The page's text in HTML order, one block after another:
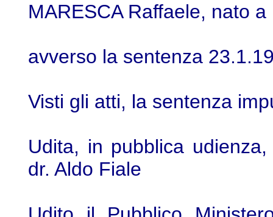
MARESCA Raffaele, nato
avverso la sentenza
Visti gli atti, la sentenza
Udita, in pubblica
dr. Aldo Fiale